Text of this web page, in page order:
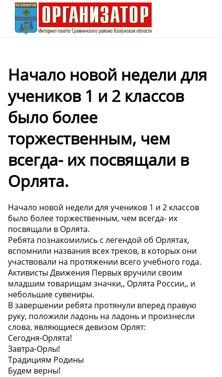
Начало новой недели для
учеников 1 и 2 классов
было более
торжественным, чем
всегда- их посвящали в
Орлята.
Начало новой недели для учеников 1 и 2 классов
было более торжественным, чем всегда- их
посвящали в Орлята.
Ребята познакомились с легендой об Орлятах,
вспомнили названия всех треков, в которых они
участвовали на протяжении всего учебного года.
Активисты Движения Первых вручили своим
младшим товарищам значки,, Орлята России,, и
небольшие сувениры.
В завершении ребята протянули вперед правую
руку, положили ладонь на ладонь и произнесли
слова, являющиеся девизом Орлят:
Сегодня-Орлята!
Завтра-Орлы!
Традициям Родины
Будем верны!